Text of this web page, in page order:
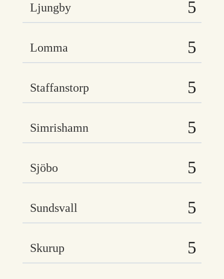
Ljungby
Lomma
Staffanstorp
Simrishamn
Sjöbo
Sundsvall
Skurup